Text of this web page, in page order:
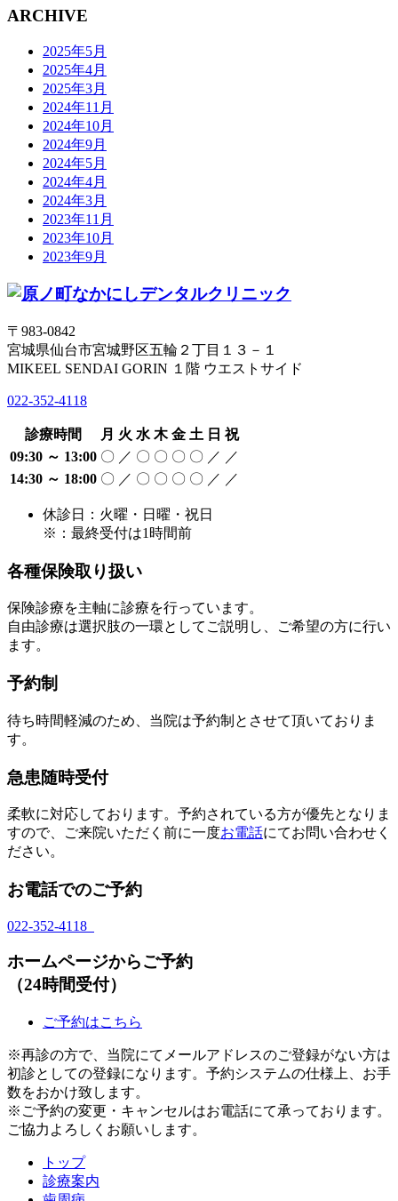
ARCHIVE
2025年5月
2025年4月
2025年3月
2024年11月
2024年10月
2024年9月
2024年5月
2024年4月
2024年3月
2023年11月
2023年10月
2023年9月
〒983-0842
宮城県仙台市宮城野区五輪２丁目１３－１
MIKEEL SENDAI GORIN １階 ウエストサイド
022-352-4118
診療時間 月 火 水 木 金 土 日 祝
09:30 ～ 13:00 〇 ／ 〇 〇 〇 〇 ／ ／
14:30 ～ 18:00 〇 ／ 〇 〇 〇 〇 ／ ／
休診日：火曜・日曜・祝日
※：最終受付は1時間前
各種保険取り扱い
保険診療を主軸に診療を行っています。
自由診療は選択肢の一環としてご説明し、ご希望の方に行い
ます。
予約制
待ち時間軽減のため、当院は予約制とさせて頂いておりま
す。
急患随時受付
柔軟に対応しております。予約されている方が優先となりま
すので、ご来院いただく前に一度お電話にてお問い合わせく
ださい。
お電話でのご予約
022-352-4118
ホームページからご予約
（24時間受付）
ご予約はこちら
※再診の方で、当院にてメールアドレスのご登録がない方は
初診としての登録になります。予約システムの仕様上、お手
数をおかけ致します。
※ご予約の変更・キャンセルはお電話にて承っております。
ご協力よろしくお願いします。
トップ
診療案内